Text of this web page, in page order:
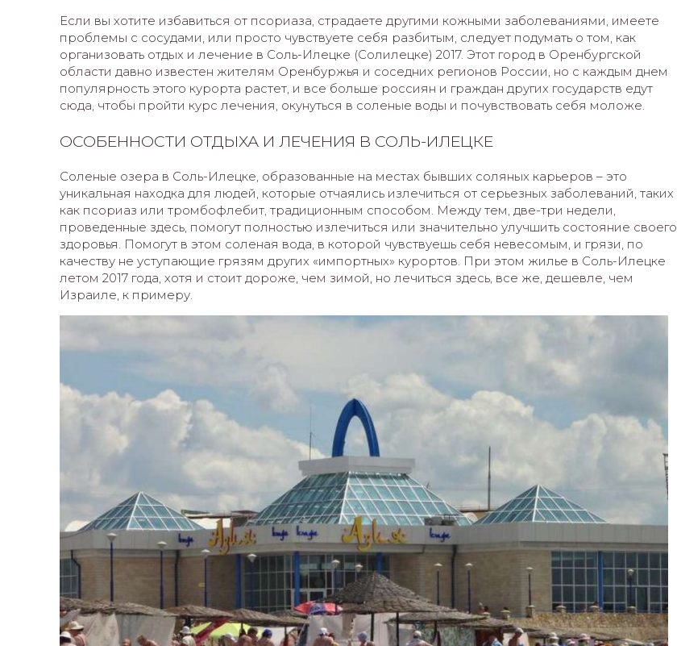
Если вы хотите избавиться от псориаза, страдаете другими кожными заболеваниями, имеете
проблемы с сосудами, или просто чувствуете себя разбитым, следует подумать о том, как
организовать отдых и лечение в Соль-Илецке (Солилецке) 2017. Этот город в Оренбургской
области давно известен жителям Оренбуржья и соседних регионов России, но с каждым днем
популярность этого курорта растет, и все больше россиян и граждан других государств едут
сюда, чтобы пройти курс лечения, окунуться в соленые воды и почувствовать себя моложе.
ОСОБЕННОСТИ ОТДЫХА И ЛЕЧЕНИЯ В СОЛЬ-ИЛЕЦКЕ
Соленые озера в Соль-Илецке, образованные на местах бывших соляных карьеров – это
уникальная находка для людей, которые отчаялись излечиться от серьезных заболеваний, таких
как псориаз или тромбофлебит, традиционным способом. Между тем, две-три недели,
проведенные здесь, помогут полностью излечиться или значительно улучшить состояние своего
здоровья. Помогут в этом соленая вода, в которой чувствуешь себя невесомым, и грязи, по
качеству не уступающие грязям других «импортных» курортов. При этом жилье в Соль-Илецке
летом 2017 года, хотя и стоит дороже, чем зимой, но лечиться здесь, все же, дешевле, чем
Израиле, к примеру.